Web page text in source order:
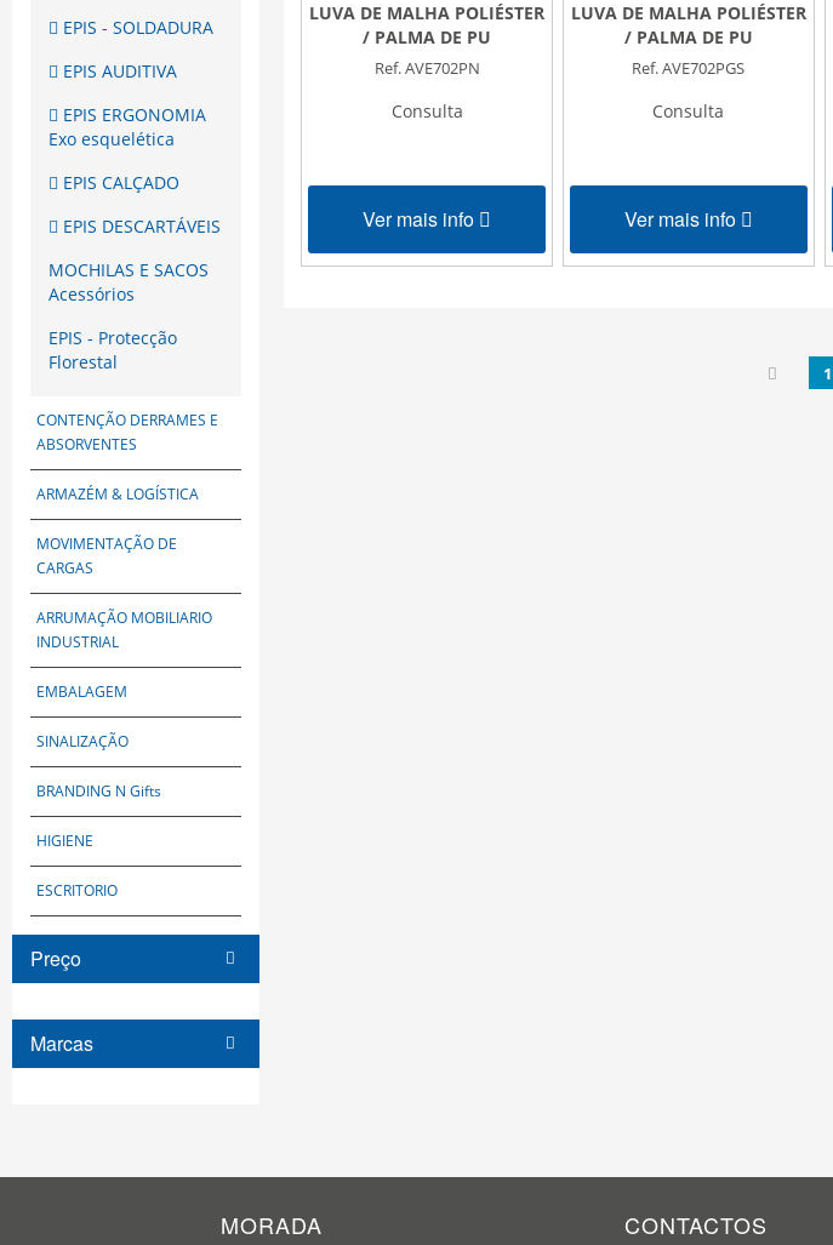
EPIS - SOLDADURA
EPIS AUDITIVA
EPIS ERGONOMIA
Exo esquelética
EPIS CALÇADO
EPIS DESCARTÁVEIS
MOCHILAS E SACOS
Acessórios
EPIS - Protecção
Florestal
CONTENÇÃO DERRAMES E
ABSORVENTES
ARMAZÉM & LOGÍSTICA
MOVIMENTAÇÃO DE
CARGAS
ARRUMAÇÃO MOBILIARIO
INDUSTRIAL
EMBALAGEM
SINALIZAÇÃO
BRANDING N Gifts
HIGIENE
ESCRITORIO
Preço
Marcas
LUVA DE MALHA POLIÉSTER
/ PALMA DE PU
Ref. AVE702PN
Consulta
Ver mais info
LUVA DE MALHA POLIÉSTER
/ PALMA DE PU
Ref. AVE702PGS
Consulta
Ver mais info
1
MORADA CONTACTOS